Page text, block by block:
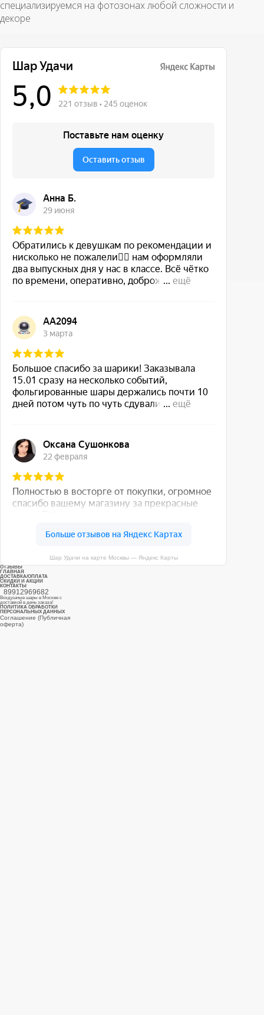
Шар Удачи на карте Москвы — Яндекс Карты
специализируемся на фотозонах любой сложности и
декоре
Вопросы и ответы
Сколько держатся шары с гелием?
Делаете индивидуальные надписи?
Как оплатить?
Что если шар лопнул?
Доставляете за МКАД?
ОТЗЫВЫ
ГЛАВНАЯ
ДОСТАВКА/ОПЛАТА
СКИДКИ И АКЦИИ
КОНТАКТЫ
89912969682
Воздушные шары в Москве с
доставкой в день заказа!
ПОЛИТИКА ОБРАБОТКИ
ПЕРСОНАЛЬНЫХ ДАННЫХ
Соглашение (Публичная
оферта)